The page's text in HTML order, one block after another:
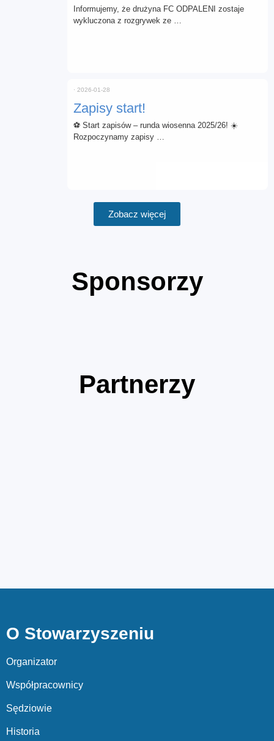
Informujemy, że drużyna FC ODPALENI zostaje
wykluczona z rozgrywek ze …
Zapisy start!
⋅ 2026-01-28
⚽ Start zapisów – runda wiosenna 2025/26! ☀️
Rozpoczynamy zapisy …
Zobacz więcej
Sponsorzy
Partnerzy
O Stowarzyszeniu
Organizator
Współpracownicy
Sędziowie
Historia